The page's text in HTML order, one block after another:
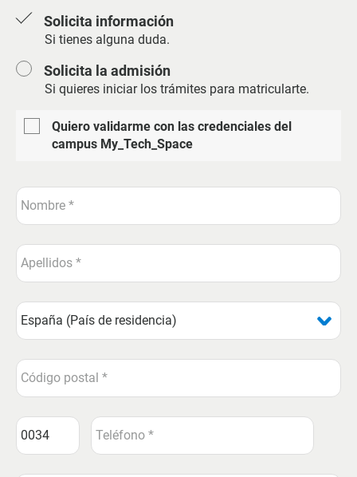
Solicita información
Si tienes alguna duda.
Solicita la admisión
Si quieres iniciar los trámites para matricularte.
Quiero validarme con las credenciales del
campus My_Tech_Space